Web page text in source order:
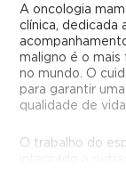
A oncologia
clínica, dedicada
maligno é o
no mundo. O
para garantir
qualidade de
O trabalho do